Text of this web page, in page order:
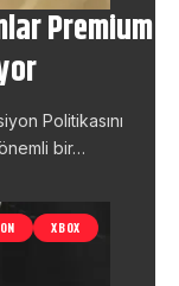
Premium
Politikasını
bir…
XBOX